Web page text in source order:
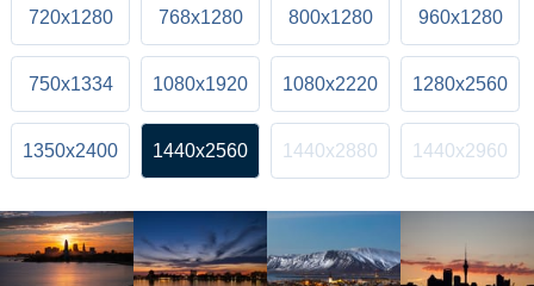
720x1280 768x1280 800x1280 960x1280
750x1334 1080x1920 1080x2220 1280x2560
1350x2400 1440x2560 1440x2880 1440x2960